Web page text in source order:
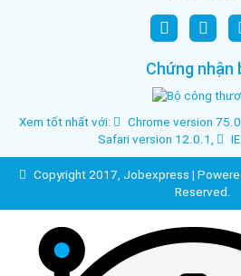
Chứng nhận
Xem tốt nhất với: Chrome version 75.0
Safari version 12.0.1
Copyright 2017, Jobexpress |
Reserved.